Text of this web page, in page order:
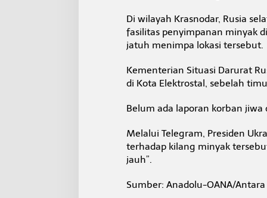
Di wilayah Krasnodar, Rusia
fasilitas penyimpanan minyak
jatuh menimpa lokasi tersebut.
Kementerian Situasi Darurat
di Kota Elektrostal, sebelah
Belum ada laporan korban
Melalui Telegram, Presiden
terhadap kilang minyak
jauh”.
Sumber: Anadolu-OANA/Antara